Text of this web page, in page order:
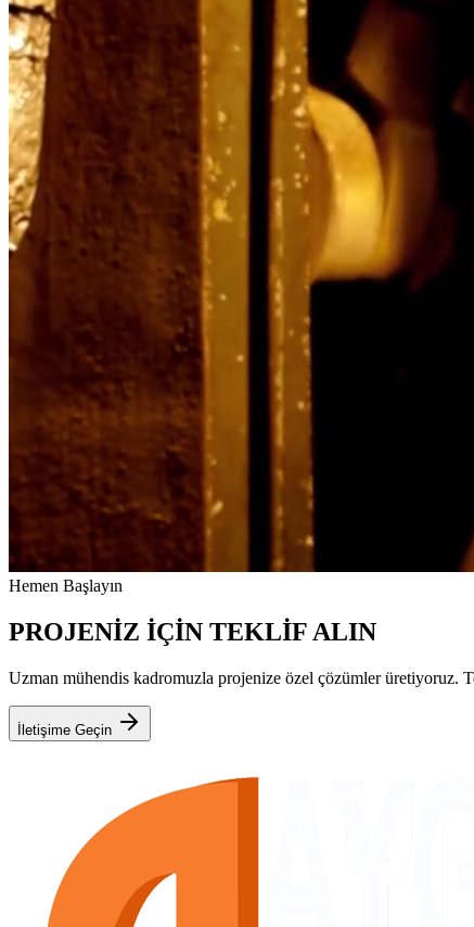
Hemen Başlayın
PROJENİZ İÇİN TEKLİF ALIN
Uzman mühendis kadromuzla projenize özel çözümler üretiyoruz.
İletişime Geçin